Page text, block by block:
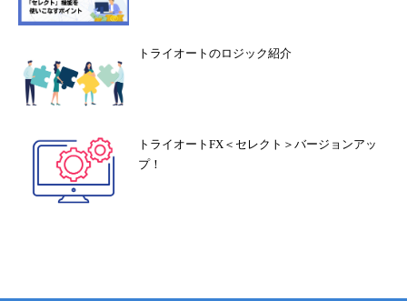
トライオートのロジック紹介
トライオートFX＜セレクト＞バージョンアッ
プ！